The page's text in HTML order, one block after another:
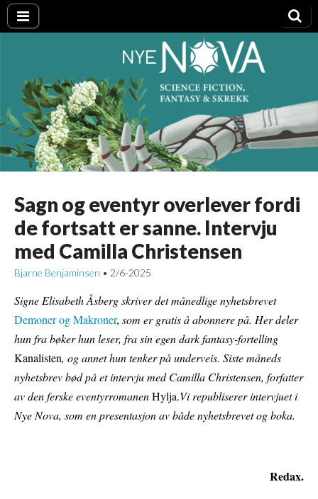
Nye NOVA
Sagn og eventyr overlever fordi
de fortsatt er sanne. Intervju
med Camilla Christensen
Bjarne Benjaminsen • 2/6-2025
Signe Elisabeth Åsberg skriver det månedlige nyhetsbrevet
Demoner og Makroner, som er gratis å abonnere på. Her deler
hun fra bøker hun leser, fra sin egen dark fantasy-fortelling
Kanalisten, og annet hun tenker på underveis. Siste måneds
nyhetsbrev bød på et intervju med Camilla Christensen, forfatter
av den ferske eventyrromanenHylja.Vi republiserer intervjuet i
Nye Nova, som en presentasjon av både nyhetsbrevet og boka.
Redax.